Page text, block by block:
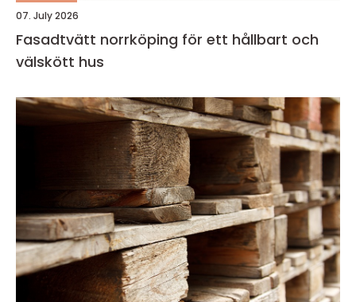
07. July 2026
Fasadtvätt norrköping för ett hållbart och
välskött hus